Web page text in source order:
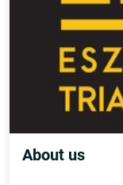
About us